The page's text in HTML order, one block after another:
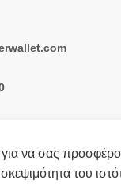
να σας
του